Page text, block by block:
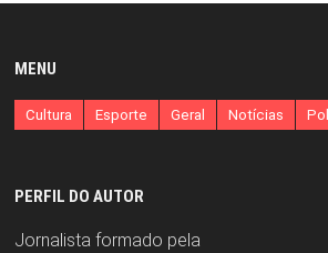
MENU
Cultura Esporte Geral Notícias
PERFIL DO AUTOR
Jornalista formado pela